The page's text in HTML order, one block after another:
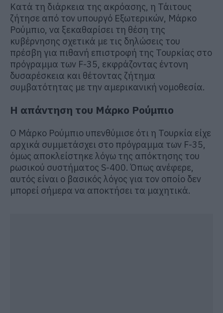
Κατά τη διάρκεια της ακρόασης, η Τάιτους
ζήτησε από τον υπουργό Εξωτερικών, Μάρκο
Ρούμπιο, να ξεκαθαρίσει τη θέση της
κυβέρνησης σχετικά με τις δηλώσεις του
πρέσβη για πιθανή επιστροφή της Τουρκίας στο
πρόγραμμα των F-35, εκφράζοντας έντονη
δυσαρέσκεια και θέτοντας ζήτημα
συμβατότητας με την αμερικανική νομοθεσία.
Η απάντηση του Μάρκο Ρούμπιο
Ο Μάρκο Ρούμπιο υπενθύμισε ότι η Τουρκία είχε
αρχικά συμμετάσχει στο πρόγραμμα των F-35,
όμως αποκλείστηκε λόγω της απόκτησης του
ρωσικού συστήματος S-400. Όπως ανέφερε,
αυτός είναι ο βασικός λόγος για τον οποίο δεν
μπορεί σήμερα να αποκτήσει τα μαχητικά.